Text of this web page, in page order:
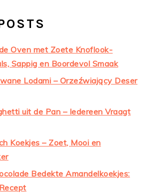
Oven met Zoete Knoflook-
Sappig en Boordevol Smaak
Lodami – Orzeźwiający Deser
uit de Pan – Iedereen Vraagt
Koekjes – Zoet, Mooi en
Bedekte Amandelkoekjes: